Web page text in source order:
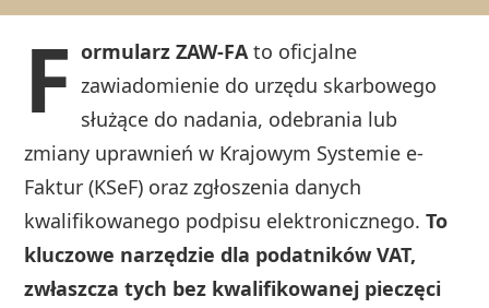
F ormularz ZAW-FAto oficjalne
zawiadomienie do urzędu skarbowego
służące do nadania, odebrania lub
zmiany uprawnień w Krajowym Systemie e-
Faktur (KSeF) oraz zgłoszenia danych
kwalifikowanego podpisu elektronicznego.To
kluczowe narzędzie dla podatników VAT,
zwłaszcza tych bez kwalifikowanej pieczęci